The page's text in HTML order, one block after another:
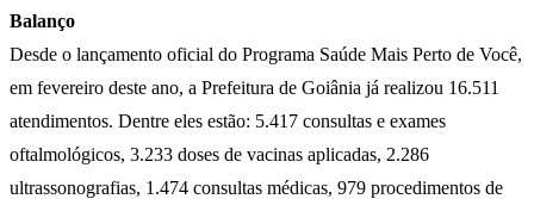
Balanço
Desde o lançamento oficial do Programa Saúde Mais Perto de Você,
em fevereiro deste ano, a Prefeitura de Goiânia já realizou 16.511
atendimentos. Dentre eles estão: 5.417 consultas e exames
oftalmológicos, 3.233 doses de vacinas aplicadas, 2.286
ultrassonografias, 1.474 consultas médicas, 979 procedimentos de